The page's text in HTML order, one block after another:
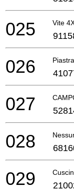
Vite
025
026
027
028
029